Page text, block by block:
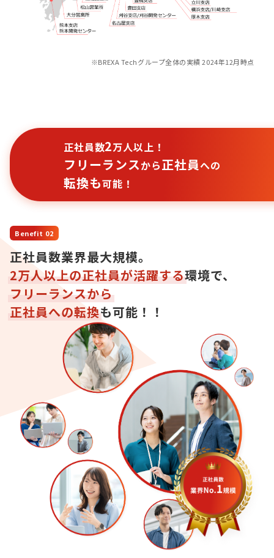
※BREXA Techグループ全体の実績 2024年12月時点
正社員数2万人以上！
フリーランスから正社員への
転換も可能！
Benefit 02
正社員数業界最大規模。
2万人以上の正社員が活躍する環境で、
フリーランスから
正社員への転換も可能！！